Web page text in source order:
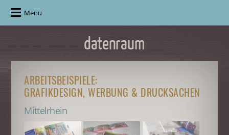
Menu
ARBEITSBEISPIELE:
GRAFIKDESIGN, WERBUNG & DRUCKSACHEN
Mittelrhein